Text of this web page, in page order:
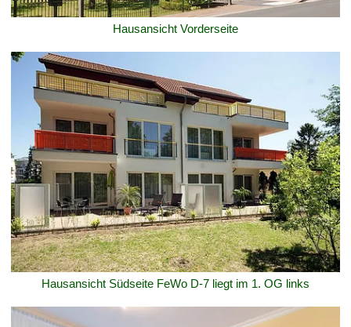
Hausansicht Vorderseite
Hausansicht Südseite FeWo D-7 liegt im 1. OG links